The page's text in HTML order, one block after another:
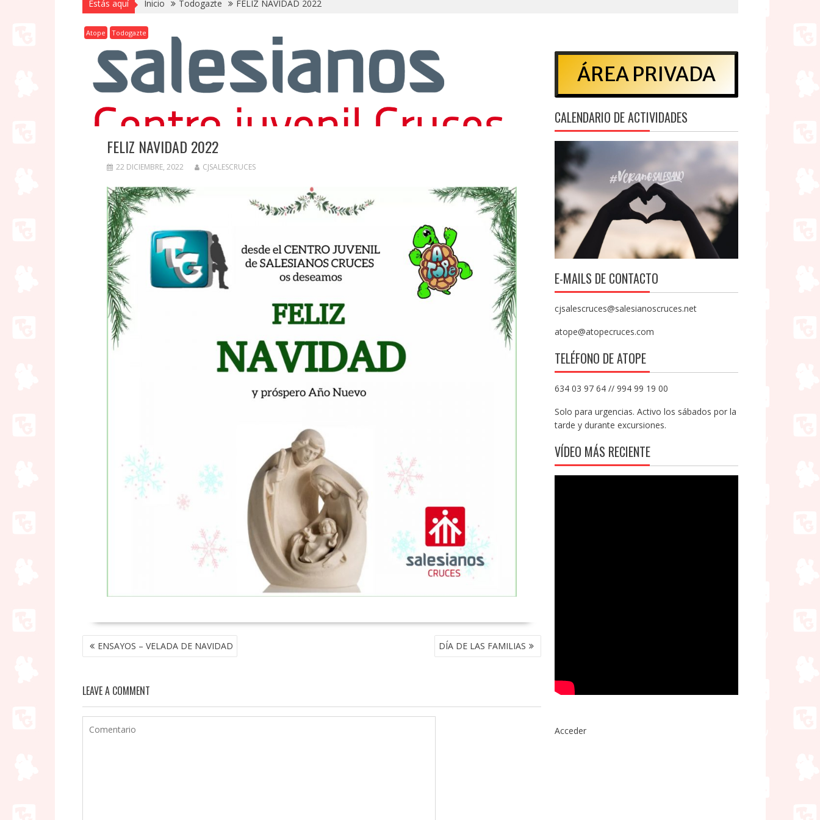
Estás aquí Inicio Todogazte FELIZ NAVIDAD 2022
Atope Todogazte
FELIZ NAVIDAD 2022
22 DICIEMBRE, 2022 CJSALESCRUCES
NAVEGACIÓN
DE ENSAYOS – VELADA DE NAVIDAD DÍA DE LAS FAMILIAS
LEAVE A COMMENT
ÁREA PRIVADA
CALENDARIO DE ACTIVIDADES
E-MAILS DE CONTACTO
cjsalescruces@salesianoscruces.net
atope@atopecruces.com
TELÉFONO DE ATOPE
634 03 97 64 // 994 99 19 00
Solo para urgencias. Activo los sábados por la
tarde y durante excursiones.
VÍDEO MÁS RECIENTE
Acceder